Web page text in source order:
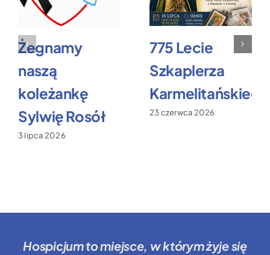
Żegnamy
naszą
koleżankę
Sylwię Rosół
3 lipca 2026
775 Lecie
Szkaplerza
Karmelitańskiego
23 czerwca 2026
Hospicjum to miejsce, w którym żyje się